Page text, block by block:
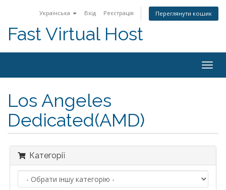
Українська Вхід Реєстрація Переглянути кошик
Fast Virtual Host
Los Angeles
Dedicated(AMD)
Категорії